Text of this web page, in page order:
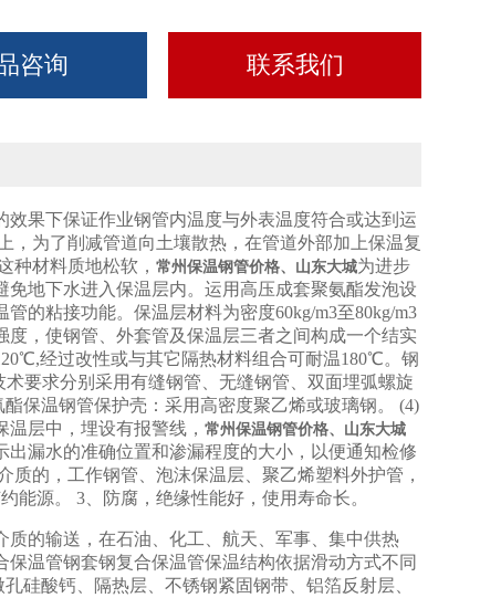
咨询 联系我们
果下保证作业钢管内温度与外表温度符合或达到运
，为了削减管道向土壤散热，在管道外部加上保温复
种材料质地松软， 常州保温钢管价格、山东大城为进步
地下水进入保温层内。运用高压成套聚氨酯发泡设
的粘接功能。保温层材料为密度60kg/m3至80kg/m3
，使钢管、外套管及保温层三者之间构成一个结实
经过改性或与其它隔热材料组合可耐温180℃。钢
要求分别采用有缝钢管、无缝钢管、双面埋弧螺旋
保温钢管保护壳：采用高密度聚乙烯或玻璃钢。 (4)
层中，埋设有报警线， 常州保温钢管价格、山东大城
漏水的准确位置和渗漏程度的大小，以便通知检修
的，工作钢管、泡沫保温层、聚乙烯塑料外护管，
能源。 3、防腐，绝缘性能好，使用寿命长。
的输送，在石油、化工、航天、军事、集中供热
温管钢套钢复合保温管保温结构依据滑动方式不同
硅酸钙、隔热层、不锈钢紧固钢带、铝箔反射层、